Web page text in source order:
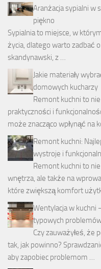
Aranżacja sypialni w
piękno
Sypialnia to miejsce, w
życia, dlatego warto zadbać
skandynawski, z …
Jakie materiały
domowych kucharzy
Remont kuchni to
praktyczności i
może znacząco wpłynąć na
Remont kuchni:
wystroje i
Remont kuchni to
wnętrza, ale także na
które zwiększą komfort
Wentylacja w kuchni
typowych
Czy zauważyłeś, że
tak, jak powinno?
aby zapobiec problemom …